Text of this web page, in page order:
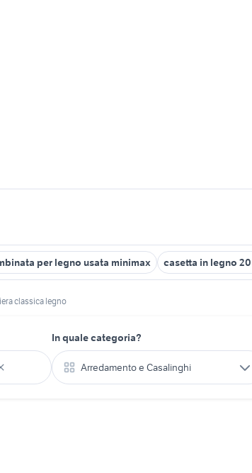
per legno usata minimax casetta in legno
classica legno
In quale categoria?
Arredamento e Casalinghi